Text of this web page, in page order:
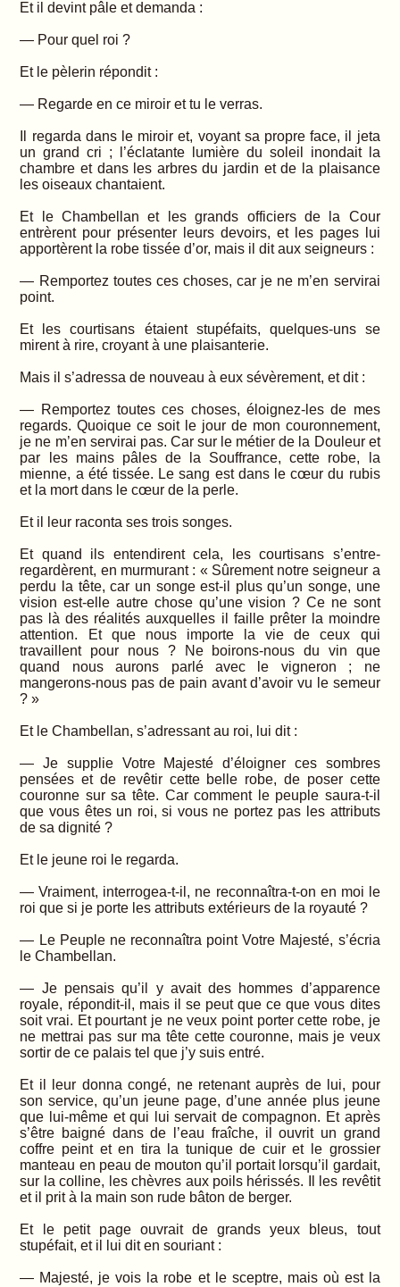
Et il devint pâle et demanda :
— Pour quel roi ?
Et le pèlerin répondit :
— Regarde en ce miroir et tu le verras.
Il regarda dans le miroir et, voyant sa propre face, il jeta
un grand cri ; l’éclatante lumière du soleil inondait la
chambre et dans les arbres du jardin et de la plaisance
les oiseaux chantaient.
Et le Chambellan et les grands officiers de la Cour
entrèrent pour présenter leurs devoirs, et les pages lui
apportèrent la robe tissée d’or, mais il dit aux seigneurs :
— Remportez toutes ces choses, car je ne m’en servirai
point.
Et les courtisans étaient stupéfaits, quelques-uns se
mirent à rire, croyant à une plaisanterie.
Mais il s’adressa de nouveau à eux sévèrement, et dit :
— Remportez toutes ces choses, éloignez-les de mes
regards. Quoique ce soit le jour de mon couronnement,
je ne m’en servirai pas. Car sur le métier de la Douleur et
par les mains pâles de la Souffrance, cette robe, la
mienne, a été tissée. Le sang est dans le cœur du rubis
et la mort dans le cœur de la perle.
Et il leur raconta ses trois songes.
Et quand ils entendirent cela, les courtisans s’entre-
regardèrent, en murmurant : « Sûrement notre seigneur a
perdu la tête, car un songe est-il plus qu’un songe, une
vision est-elle autre chose qu’une vision ? Ce ne sont
pas là des réalités auxquelles il faille prêter la moindre
attention. Et que nous importe la vie de ceux qui
travaillent pour nous ? Ne boirons-nous du vin que
quand nous aurons parlé avec le vigneron ; ne
mangerons-nous pas de pain avant d’avoir vu le semeur
? »
Et le Chambellan, s’adressant au roi, lui dit :
— Je supplie Votre Majesté d’éloigner ces sombres
pensées et de revêtir cette belle robe, de poser cette
couronne sur sa tête. Car comment le peuple saura-t-il
que vous êtes un roi, si vous ne portez pas les attributs
de sa dignité ?
Et le jeune roi le regarda.
— Vraiment, interrogea-t-il, ne reconnaîtra-t-on en moi le
roi que si je porte les attributs extérieurs de la royauté ?
— Le Peuple ne reconnaîtra point Votre Majesté, s’écria
le Chambellan.
— Je pensais qu’il y avait des hommes d’apparence
royale, répondit-il, mais il se peut que ce que vous dites
soit vrai. Et pourtant je ne veux point porter cette robe, je
ne mettrai pas sur ma tête cette couronne, mais je veux
sortir de ce palais tel que j’y suis entré.
Et il leur donna congé, ne retenant auprès de lui, pour
son service, qu’un jeune page, d’une année plus jeune
que lui-même et qui lui servait de compagnon. Et après
s’être baigné dans de l’eau fraîche, il ouvrit un grand
coffre peint et en tira la tunique de cuir et le grossier
manteau en peau de mouton qu’il portait lorsqu’il gardait,
sur la colline, les chèvres aux poils hérissés. Il les revêtit
et il prit à la main son rude bâton de berger.
Et le petit page ouvrait de grands yeux bleus, tout
stupéfait, et il lui dit en souriant :
— Majesté, je vois la robe et le sceptre, mais où est la